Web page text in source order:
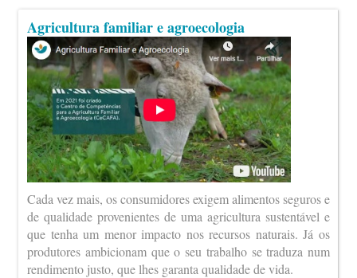
Agricultura familiar e agroecologia
Cada vez mais, os consumidores exigem alimentos seguros e
de qualidade provenientes de uma agricultura sustentável e
que tenha um menor impacto nos recursos naturais. Já os
produtores ambicionam que o seu trabalho se traduza num
rendimento justo, que lhes garanta qualidade de vida.